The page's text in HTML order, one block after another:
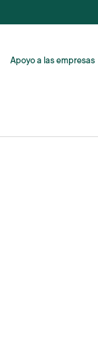
Apoyo a las empresas